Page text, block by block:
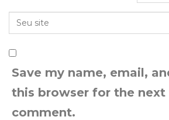
Save my name, email,
this browser for the next
comment.